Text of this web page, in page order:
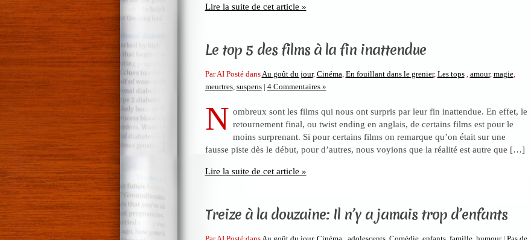
Lire la suite de cet article »
Le top 5 des films à la fin inattendue
Par AI Posté dans Au goût du jour, Cinéma En fouillant dans le grenier, Les tops, amour, magie,
meurtres, suspens | 4 Commentaires »
N ombreux sont les films qui nous ont surpris par leur fin inattendue. En effet, le
retournement final, ou twist ending en anglais, de certains films est pour le
moins surprenant. Si pour certains films on remarque qu’on était sur une
fausse piste dès le début, pour d’autres, nous voyions que la réalité est autre que […]
Lire la suite de cet article »
Treize à la douzaine: Il n’y a jamais trop d’enfants